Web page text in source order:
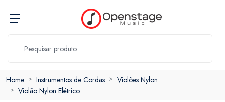
Home Instrumentos de Cordas
Violões Nylon
Violão Nylon Elétrico